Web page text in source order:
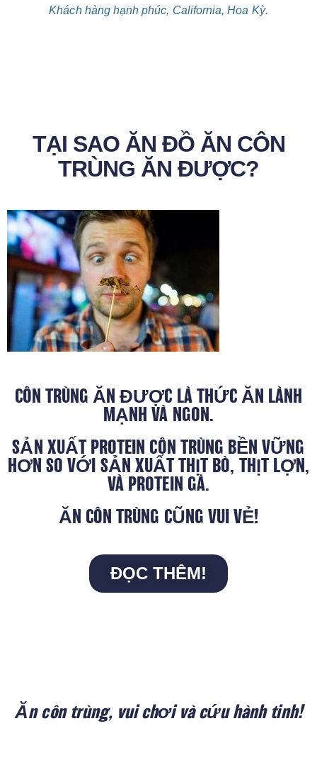
Khách hàng hạnh phúc, California, Hoa Kỳ.
TẠI SAO ĂN ĐỒ ĂN CÔN
TRÙNG ĂN ĐƯỢC?
CÔN TRÙNG ĂN ĐƯỢC LÀ THỨC ĂN LÀNH
MẠNH VÀ NGON.
SẢN XUẤT PROTEIN CÔN TRÙNG BỀN VỮNG
HƠN SO VỚI SẢN XUẤT THỊT BÒ, THỊT LỢN,
VÀ PROTEIN GÀ.
ĂN CÔN TRÙNG CŨNG VUI VẺ!
ĐỌC THÊM!
Ăn côn trùng, vui chơi và cứu hành tinh!